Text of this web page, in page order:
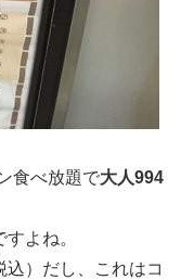
食べ放題で大人994
よね。
）だし、これはコ